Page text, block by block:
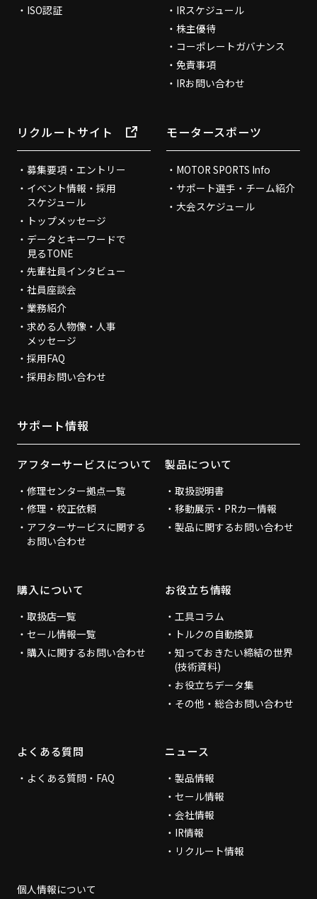
ISO認証
IRスケジュール
株主優待
コーポレートガバナンス
免責事項
IRお問い合わせ
リクルートサイト
募集要項・エントリー
イベント情報・採用
スケジュール
トップメッセージ
データとキーワードで
見るTONE
先輩社員インタビュー
社員座談会
業務紹介
求める人物像・人事
メッセージ
採用FAQ
採用お問い合わせ
モータースポーツ
MOTOR SPORTS Info
サポート選手・チーム紹介
大会スケジュール
サポート情報
アフターサービスについて
修理センター拠点一覧
修理・校正依頼
アフターサービスに関する
お問い合わせ
製品について
取扱説明書
移動展示・PRカー情報
製品に関するお問い合わせ
購入について
取扱店一覧
セール情報一覧
購入に関するお問い合わせ
お役立ち情報
工具コラム
トルクの自動換算
知っておきたい締結の世界
(技術資料)
お役立ちデータ集
その他・総合お問い合わせ
よくある質問
よくある質問・FAQ
ニュース
製品情報
セール情報
会社情報
IR情報
リクルート情報
個人情報について